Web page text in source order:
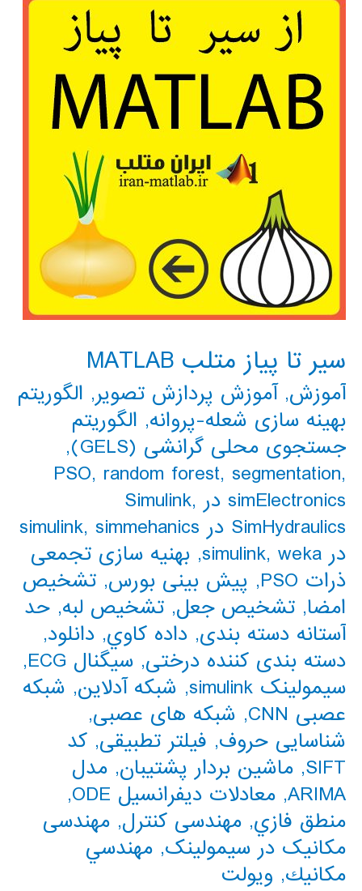
سیر تا پیاز متلب MATLAB
آموزش,آموزش پردازش تصویر, الگوریتم
بهینه سازی شعله-پروانه, الگوریتم
جستجوی محلی گرانشی (GELS)
,
PSO, random forest, segmentation,
simElectronics در Simulink
,
SimHydraulics در simulink
, simmehanics
در simulink
, weka
, بهنیه سازی تجمعی
ذرات PSO
, پیش بینی بورس, تشخیص
امضا, تشخیص جعل, تشخیص لبه, حد
آستانه دسته بندی, داده كاوي, دانلود,
دسته بندی کننده درختی, سیگنال ECG
,
سیمولینک simulink
, شبکه آدلاین, شبکه
عصبی CNN
, شبکه های عصبی,
شناسایی حروف, فیلتر تطبیقی, کد
SIFT
, ماشین بردار پشتیبان, مدل
ARIMA
, معادلات دیفرانسیل ODE
,
منطق فازي, مهندسی کنترل, مهندسی
مکانیک در سیمولینک, مهندسي
مكانيك, ویولت